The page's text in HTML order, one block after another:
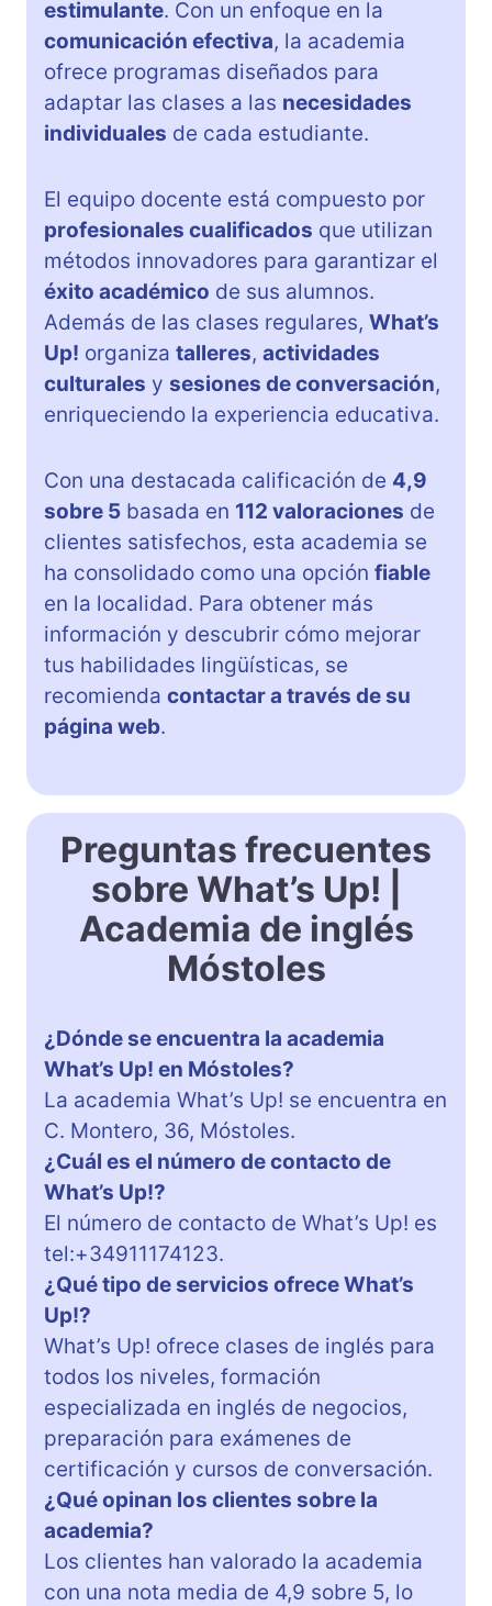
estimulante. Con un enfoque en la
comunicación efectiva, la academia
ofrece programas diseñados para
adaptar las clases a las necesidades
individuales de cada estudiante.
El equipo docente está compuesto por
profesionales cualificados que utilizan
métodos innovadores para garantizar el
éxito académico de sus alumnos.
Además de las clases regulares, What’s
Up! organiza talleres, actividades
culturales y sesiones de conversación,
enriqueciendo la experiencia educativa.
Con una destacada calificación de 4,9
sobre 5 basada en 112 valoraciones de
clientes satisfechos, esta academia se
ha consolidado como una opción fiable
en la localidad. Para obtener más
información y descubrir cómo mejorar
tus habilidades lingüísticas, se
recomienda contactar a través de su
página web.
Preguntas frecuentes
sobre What’s Up! |
Academia de inglés
Móstoles
¿Dónde se encuentra la academia
What’s Up! en Móstoles?
La academia What’s Up! se encuentra en
C. Montero, 36, Móstoles.
¿Cuál es el número de contacto de
What’s Up!?
El número de contacto de What’s Up! es
tel:+34911174123.
¿Qué tipo de servicios ofrece What’s
Up!?
What’s Up! ofrece clases de inglés para
todos los niveles, formación
especializada en inglés de negocios,
preparación para exámenes de
certificación y cursos de conversación.
¿Qué opinan los clientes sobre la
academia?
Los clientes han valorado la academia
con una nota media de 4,9 sobre 5, lo